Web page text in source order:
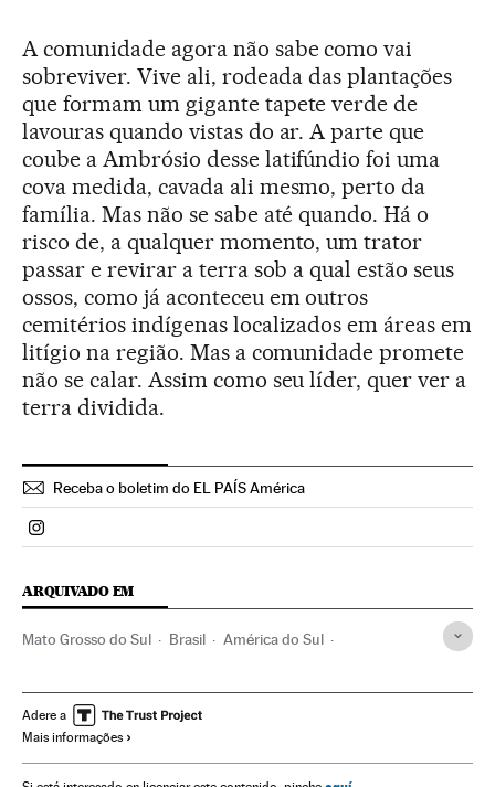
A comunidade agora não sabe como vai
sobreviver. Vive ali, rodeada das plantações
que formam um gigante tapete verde de
lavouras quando vistas do ar. A parte que
coube a Ambrósio desse latifúndio foi uma
cova medida, cavada ali mesmo, perto da
família. Mas não se sabe até quando. Há o
risco de, a qualquer momento, um trator
passar e revirar a terra sob a qual estão seus
ossos, como já aconteceu em outros
cemitérios indígenas localizados em áreas em
litígio na região. Mas a comunidade promete
não se calar. Assim como seu líder, quer ver a
terra dividida.
Receba o boletim do EL PAÍS América
Politica El País Brasil en Instagram
ARQUIVADO EM
Mato Grosso do Sul Brasil América do Sul
Ministério da Justiça e Segurança Pública
Índios americanos
Adere a
Mais informações